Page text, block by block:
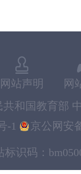
网站声明
网
和国教育部
-1
京公网安
标识码：